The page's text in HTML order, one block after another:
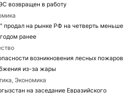
возвращен в работу
на рынке РФ на четверть меньше
ранее
возникновения лесных пожаров
из-за жары
Экономика
на заседание Евразийского